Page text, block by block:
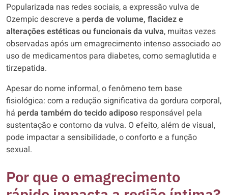
Popularizada nas redes sociais, a expressão vulva de
Ozempic descreve a perda de volume, flacidez e
alterações estéticas ou funcionais da vulva, muitas vezes
observadas após um emagrecimento intenso associado ao
uso de medicamentos para diabetes, como semaglutida e
tirzepatida.
Apesar do nome informal, o fenômeno tem base
fisiológica: com a redução significativa da gordura corporal,
há perda também do tecido adiposo responsável pela
sustentação e contorno da vulva. O efeito, além de visual,
pode impactar a sensibilidade, o conforto e a função
sexual.
Por que o emagrecimento